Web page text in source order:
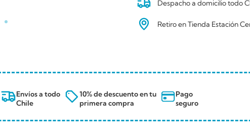
Despacho a domicilio todo
Retiro en Tienda Estación
Envíos a todo
Chile
10% de descuento en tu
primera compra
Pago
seguro